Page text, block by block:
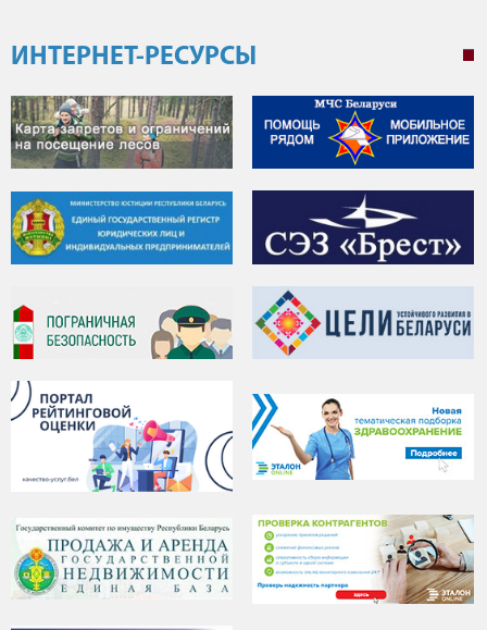
ИНТЕРНЕТ-РЕСУРСЫ